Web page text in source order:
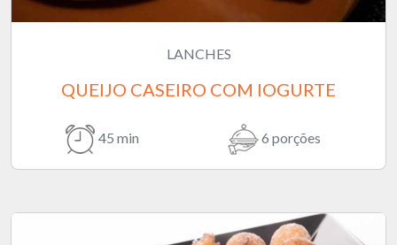
LANCHES
QUEIJO CASEIRO COM IOGURTE
45 min 6 porções